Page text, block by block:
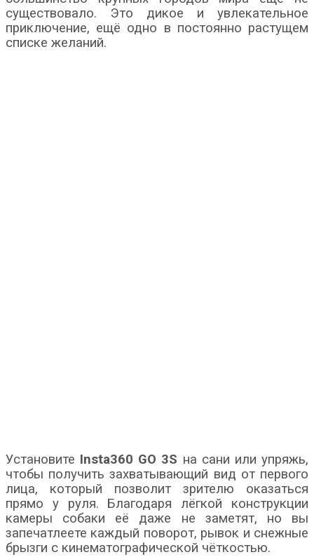
существовало. Это дикое и увлекательное
приключение, ещё одно в постоянно растущем
списке желаний.
Установите Insta360 GO 3S на сани или упряжь,
чтобы получить захватывающий вид от первого
лица, который позволит зрителю оказаться
прямо у руля. Благодаря лёгкой конструкции
камеры собаки её даже не заметят, но вы
запечатлеете каждый поворот, рывок и снежные
брызги с кинематографической чёткостью.